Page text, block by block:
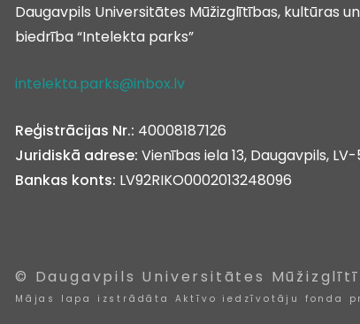
Daugavpils Universitātes Mūžizglītības, kultūras
biedrība “Intelekta parks”
intelekta.parks@inbox.lv
Reģistrācijas Nr.: 40008187126
Juridiskā adrese: Vienības iela 13, Daugavpils, LV-
Bankas konts: LV92RIKO0002013248096
© Daugavpils Universitātes
Mājas lapa izstrādāta Aktīvo iedzīvotāju fonda